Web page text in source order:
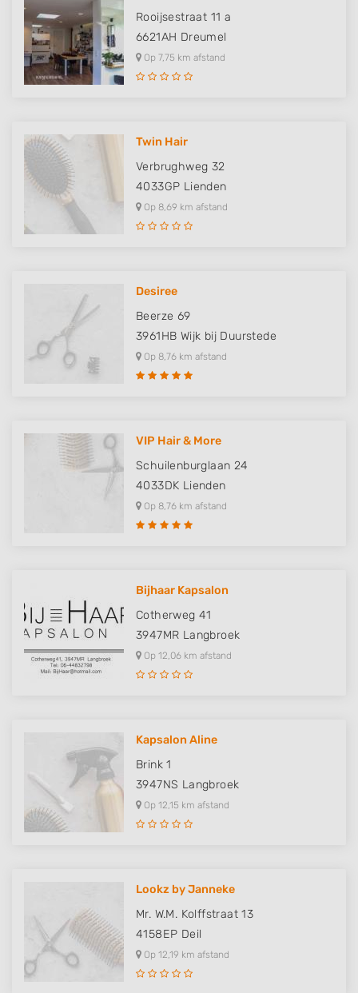
Rooijsestraat 11 a
6621AH Dreumel
Op 7,75 km afstand
Twin Hair
Verbrughweg 32
4033GP Lienden
Op 8,69 km afstand
Desiree
Beerze 69
3961HB Wijk bij Duurstede
Op 8,76 km afstand
VIP Hair & More
Schuilenburglaan 24
4033DK Lienden
Op 8,76 km afstand
Bijhaar Kapsalon
Cotherweg 41
3947MR Langbroek
Op 12,06 km afstand
Kapsalon Aline
Brink 1
3947NS Langbroek
Op 12,15 km afstand
Lookz by Janneke
Mr. W.M. Kolffstraat 13
4158EP Deil
Op 12,19 km afstand